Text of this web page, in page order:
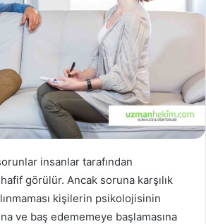
insanlar tarafından
görülür. Ancak soruna karşılık
kişilerin psikolojisinin
ve baş edememeye başlamasına